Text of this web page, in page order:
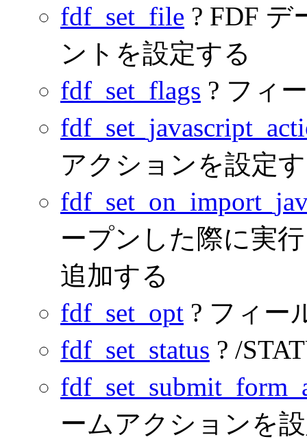
fdf_set_file ? FDF
ントを設定する
fdf_set_flags ? フィ
アクションを設定
ープンした際に実
追加する
fdf_set_opt ? フィー
fdf_set_status ? /
ームアクションを